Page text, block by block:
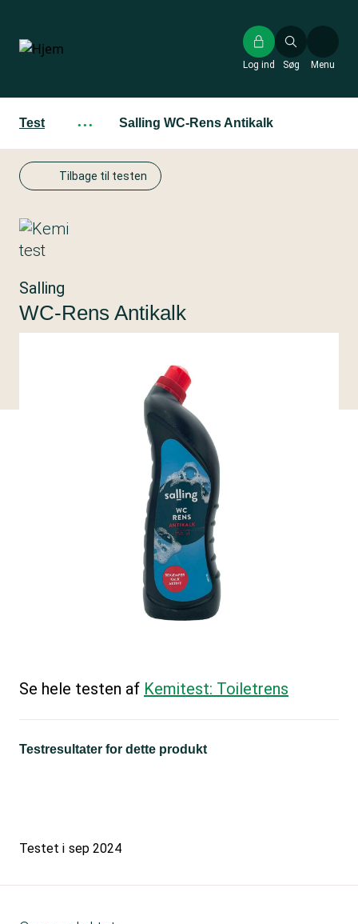
hovedindhold
Søg
Log ind Menu
Test ··· Salling WC-Rens Antikalk
Tilbage til testen
Salling
WC-Rens Antikalk
Se hele testen af Kemitest: Toiletrens
Testresultater for dette produkt
Testet i sep 2024